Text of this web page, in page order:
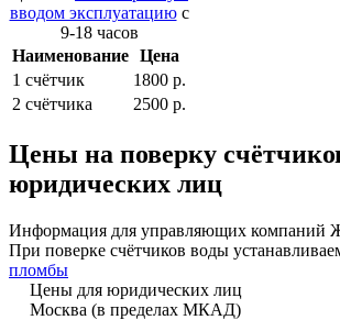
вводом эксплуатациюс
9-18 часов
Наименование Цена
1 cчётчик
1800 р.
2 cчётчика
2500 р.
Цены на поверку
юридических лиц
Информация для управляющих
При поверке счётчиков воды
пломбы
Цены для юридических лиц
Москва (в пределах МКАД)